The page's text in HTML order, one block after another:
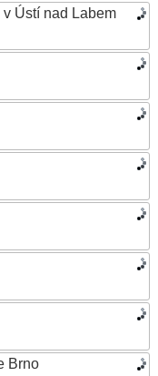
Ústí nad Labem
Brno